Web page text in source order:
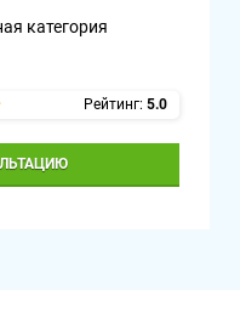
категория
Рейтинг: 5.0